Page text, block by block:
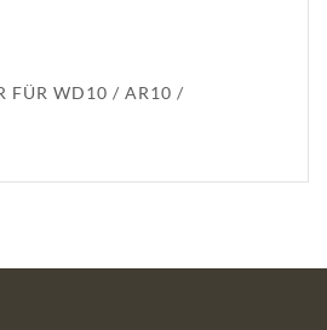
FÜR WD10 / AR10 /